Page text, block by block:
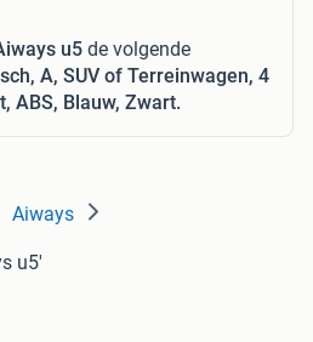
u5 de volgende
A, SUV of Terreinwagen, 4
ABS, Blauw, Zwart.
Aiways
u5'